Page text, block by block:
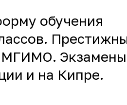
обучения
МГИМО. Экзамены
и на Кипре.